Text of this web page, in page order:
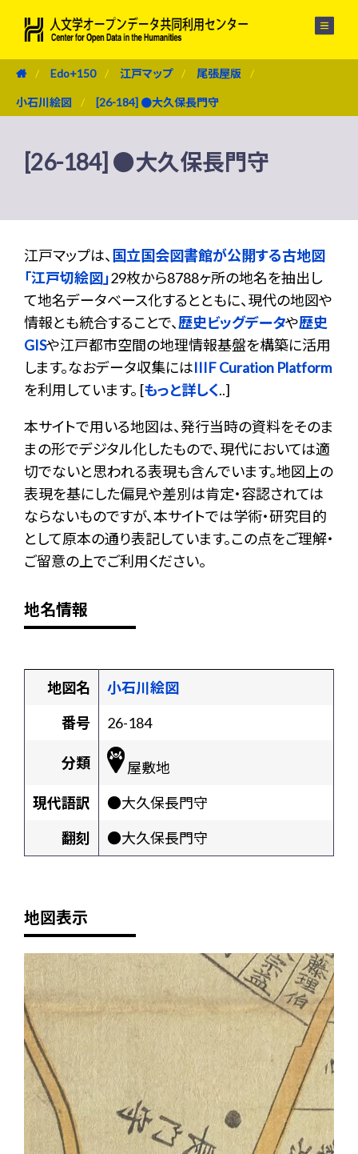
Edo+150 江戸マップ 尾張屋版
小石川絵図 [26-184] ●大久保長門守
[26-184] ●大久保長門守
江戸マップは、 国立国会図書館が公開する古地図
「江戸切絵図」29枚から8788ヶ所の地名を抽出し
て地名データベース化するとともに、現代の地図や
情報とも統合することで、歴史ビッグデータや歴史
GISや江戸都市空間の地理情報基盤を構築に活用
します。なおデータ収集にはIIIF Curation Platform
を利用しています。 [もっと詳しく..]
本サイトで用いる地図は、発行当時の資料をそのま
まの形でデジタル化したもので、現代においては適
切でないと思われる表現も含んでいます。地図上の
表現を基にした偏見や差別は肯定・容認されては
ならないものですが、本サイトでは学術・研究目的
として原本の通り表記しています。この点をご理解・
ご留意の上でご利用ください。
地名情報
地図名
小石川絵図
番号
26-184
分類
屋敷地
現代語訳
●大久保長門守
翻刻
●大久保長門守
地図表示
+
-
2/4